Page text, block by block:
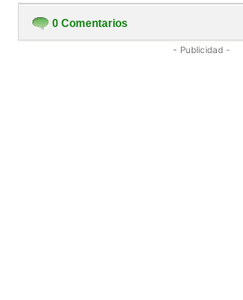
0 Comentarios
- Publicidad -